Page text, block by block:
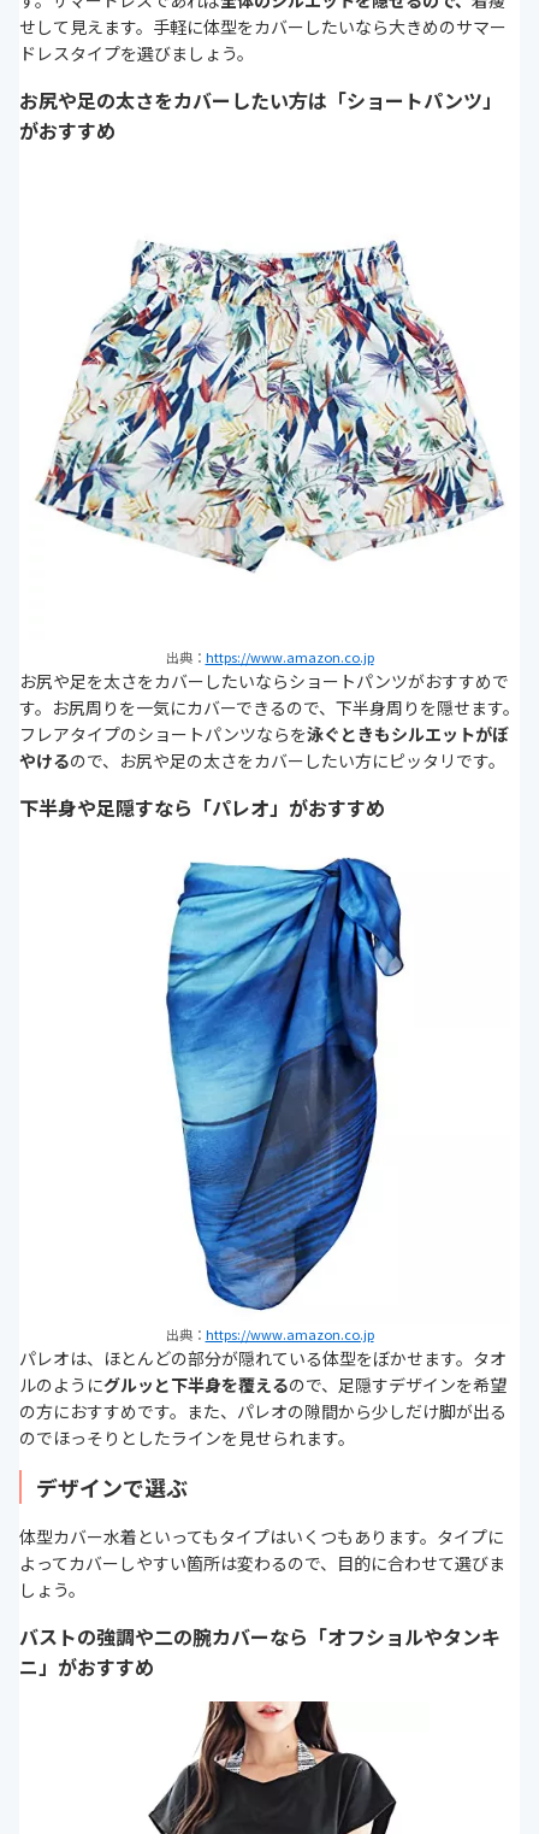
せして見えます。手軽に体型をカバーしたいなら大きめのサマー
ドレスタイプを選びましょう。
お尻や足の太さをカバーしたい方は「ショートパンツ」
がおすすめ
出典： https://www.amazon.co.jp
お尻や足を太さをカバーしたいならショートパンツがおすすめで
す。お尻周りを一気にカバーできるので、下半身周りを隠せます。
フレアタイプのショートパンツならを泳ぐときもシルエットがぼ
やけるので、お尻や足の太さをカバーしたい方にピッタリです。
下半身や足隠すなら「パレオ」がおすすめ
出典： https://www.amazon.co.jp
パレオは、ほとんどの部分が隠れている体型をぼかせます。タオ
ルのようにグルッと下半身を覆えるので、足隠すデザインを希望
の方におすすめです。また、パレオの隙間から少しだけ脚が出る
のでほっそりとしたラインを見せられます。
デザインで選ぶ
体型カバー水着といってもタイプはいくつもあります。タイプに
よってカバーしやすい箇所は変わるので、目的に合わせて選びま
しょう。
バストの強調や二の腕カバーなら「オフショルやタンキ
ニ」がおすすめ